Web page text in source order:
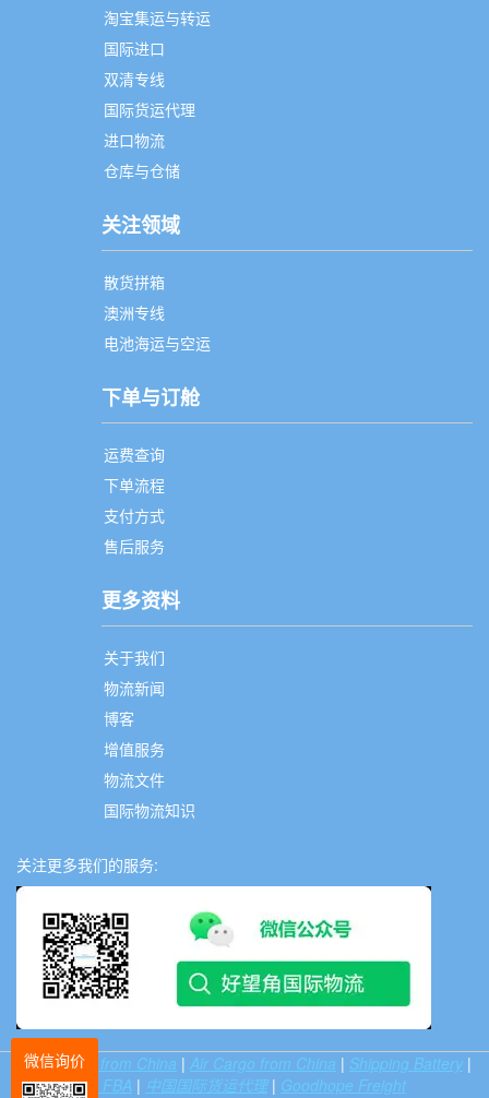
微信询价
淘宝集运与转运
国际进口
双清专线
国际货运代理
进口物流
仓库与仓储
关注领域
散货拼箱
澳洲专线
电池海运与空运
下单与订舱
运费查询
下单流程
支付方式
售后服务
更多资料
关于我们
物流新闻
博客
增值服务
物流文件
国际物流知识
关注更多我们的服务:
Sea Freight from China | Air Cargo from China | Shipping Battery |
Shipping To FBA | 中国国际货运代理| Goodhope Freight